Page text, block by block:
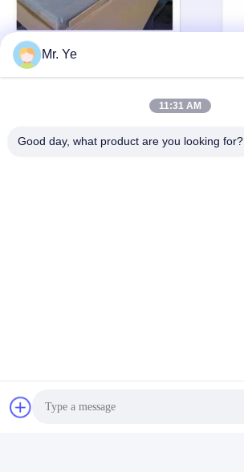
Mr. Ye
11:31 AM
Good day, what product are you looking for?